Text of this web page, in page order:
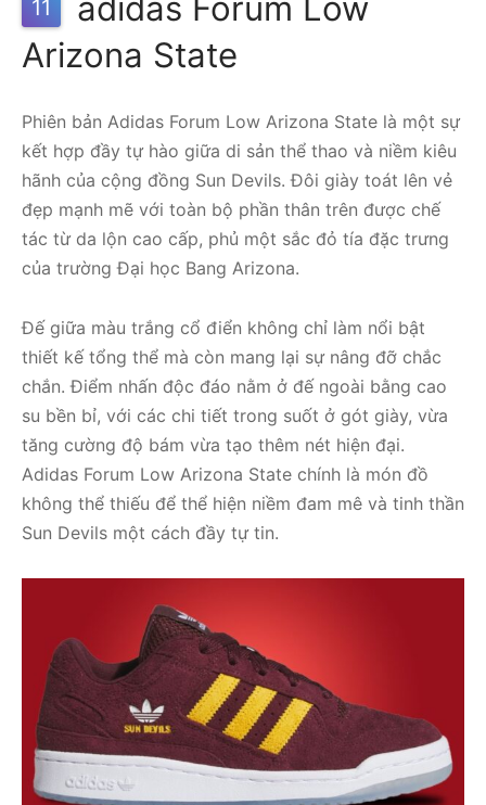
11
adidas Forum Low
Arizona State
Phiên bản Adidas Forum Low Arizona State là một sự
kết hợp đầy tự hào giữa di sản thể thao và niềm kiêu
hãnh của cộng đồng Sun Devils. Đôi giày toát lên vẻ
đẹp mạnh mẽ với toàn bộ phần thân trên được chế
tác từ da lộn cao cấp, phủ một sắc đỏ tía đặc trưng
của trường Đại học Bang Arizona.
Đế giữa màu trắng cổ điển không chỉ làm nổi bật
thiết kế tổng thể mà còn mang lại sự nâng đỡ chắc
chắn. Điểm nhấn độc đáo nằm ở đế ngoài bằng cao
su bền bỉ, với các chi tiết trong suốt ở gót giày, vừa
tăng cường độ bám vừa tạo thêm nét hiện đại.
Adidas Forum Low Arizona State chính là món đồ
không thể thiếu để thể hiện niềm đam mê và tinh thần
Sun Devils một cách đầy tự tin.